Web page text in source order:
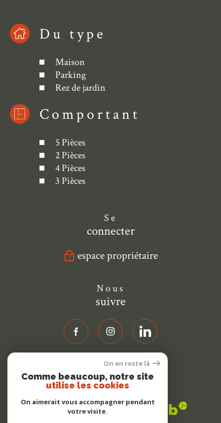
Du type
Maison
Parking
Rez de jardin
Comportant
5 Pièces
2 Pièces
4 Pièces
3 Pièces
Se
connecter
espace propriétaire
Nous
suivre
Nous
adhérons
On en reste là
Comme beaucoup, notre site
utilise les cookies
On aimerait vous accompagner pendant
votre visite.